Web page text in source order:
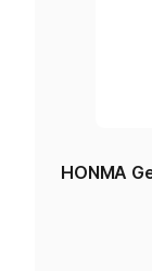
HONMA